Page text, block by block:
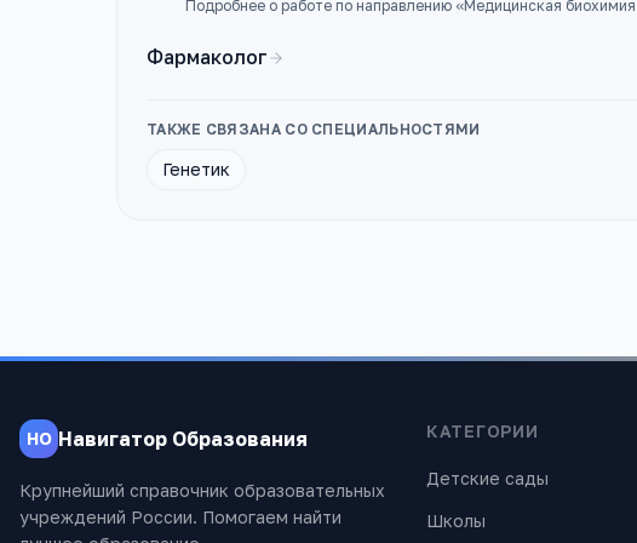
Подробнее о работе по направлению «Медицинская биохимия
Фармаколог
ТАКЖЕ СВЯЗАНА СО СПЕЦИАЛЬНОСТЯМИ
Генетик
НО Навигатор Образования
Крупнейший справочник образовательных
учреждений России. Помогаем найти
КАТЕГОРИИ
Детские сады
Школы